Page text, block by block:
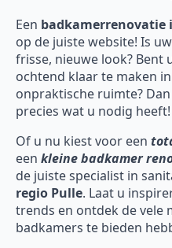
Een badkamerrenovatie
op de juiste website! Is
frisse, nieuwe look? Bent
ochtend klaar te maken
onpraktische ruimte? Dan
precies wat u nodig heeft!
Of u nu kiest voor een
een kleine badkamer
de juiste specialist in
regio Pulle. Laat u
trends en ontdek de vele
badkamers te bieden